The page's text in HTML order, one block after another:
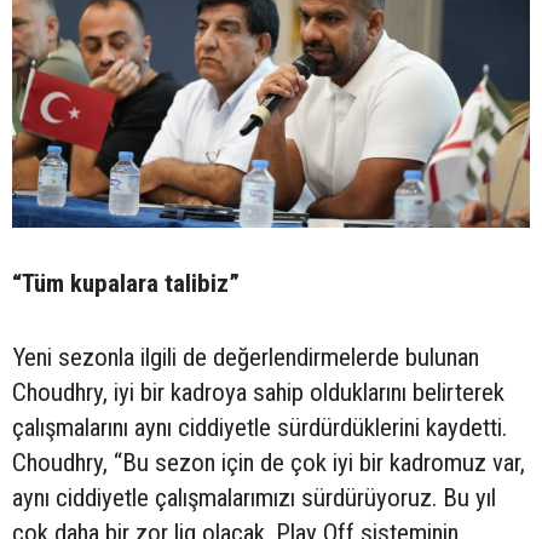
“Tüm kupalara talibiz”
Yeni sezonla ilgili de değerlendirmelerde bulunan
Choudhry, iyi bir kadroya sahip olduklarını belirterek
çalışmalarını aynı ciddiyetle sürdürdüklerini kaydetti.
Choudhry, “Bu sezon için de çok iyi bir kadromuz var,
aynı ciddiyetle çalışmalarımızı sürdürüyoruz. Bu yıl
çok daha bir zor lig olacak. Play Off sisteminin